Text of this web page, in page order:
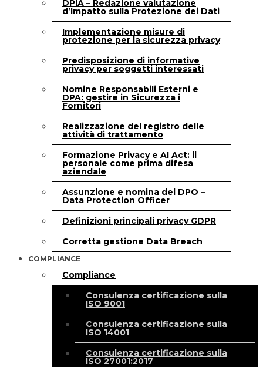
DPIA – Redazione valutazione
d’Impatto sulla Protezione dei Dati
Implementazione misure di
protezione per la sicurezza privacy
Predisposizione di informative
privacy per soggetti interessati
Nomine Responsabili Esterni e
DPA: gestire in Sicurezza i
Fornitori
Realizzazione del registro delle
attività di trattamento
Formazione Privacy e AI Act: il
personale come prima difesa
aziendale
Assunzione e nomina del DPO –
Data Protection Officer
Definizioni principali privacy GDPR
Corretta gestione Data Breach
COMPLIANCE
Compliance
Consulenza certificazione sulla
ISO 9001
Consulenza certificazione sulla
ISO 14001
Consulenza certificazione sulla
ISO 27001:2017